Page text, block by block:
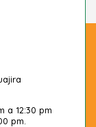
a 12:30 pm
pm.